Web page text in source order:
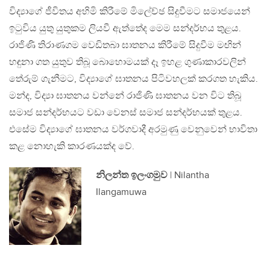
විද්‍යාගේ ජීවිතය අහිමි කිරීමේ මිලේච්ඡ සිදුවීමට සමාජයෙන්
ඉටුවිය යුතු යුතුකම ලියවී ඇත්තේද මෙම සන්දර්භය තුළය.
රාජිණි තිරාණගම වෙඩිතබා ඝාතනය කිරීමේ සිදුවීම මඟින්
හඳුනා ගත යුතුව තිබූ බොහොමයක් දෑ ඉහළ ගුණාකාරවලින්
තේරුම් ගැනීමට, විද්‍යාගේ ඝාතනය පිටිවහලක් කරගත හැකිය.
මන්ද, විද්‍යා ඝාතනය වන්නේ රාජිණි ඝාතනය වන විට තිබූ
සමාජ සන්දර්භයට වඩා වෙනස් සමාජ සන්දර්භයක් තුළය.
එසේම විද්‍යාගේ ඝාතනය වර්ගවාදී අරමුණු වෙනුවෙන් භාවිතා
කළ නොහැකි කාරණයක්ද වේ.
නිලන්ත ඉලංගමුව | Nilantha
Ilangamuwa